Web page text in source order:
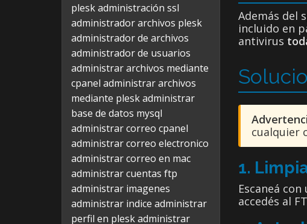
Además del
incluido en
antivirus
cualquier
1.
Escaneá con
accedés al
pleskadministración ssl
administrador archivos plesk
administrador de archivos
administrador de usuarios
administrar archivos mediante
cpanel administrar archivos
mediante pleskadministrar
base de datos mysql
administrar correo cpanel
administrar correo electronico
administrar correo en mac
administrar cuentas ftp
administrar imagenes
administrar indice administrar
perfil en pleskadministrar